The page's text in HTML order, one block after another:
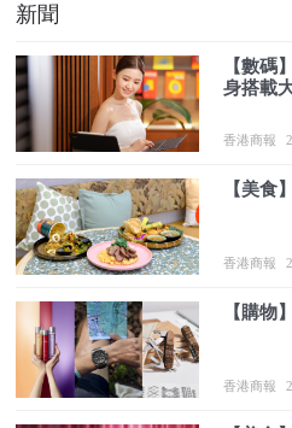
新聞
【數碼
身搭載
香港商報
【美食
香港商報
【購物
香港商報